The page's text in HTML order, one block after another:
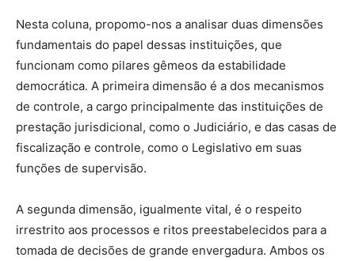
Nesta coluna, propomo-nos a analisar duas dimensões
fundamentais do papel dessas instituições, que
funcionam como pilares gêmeos da estabilidade
democrática. A primeira dimensão é a dos mecanismos
de controle, a cargo principalmente das instituições de
prestação jurisdicional, como o Judiciário, e das casas de
fiscalização e controle, como o Legislativo em suas
funções de supervisão.
A segunda dimensão, igualmente vital, é o respeito
irrestrito aos processos e ritos preestabelecidos para a
tomada de decisões de grande envergadura. Ambos os